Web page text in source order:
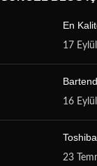
En
17
16
23